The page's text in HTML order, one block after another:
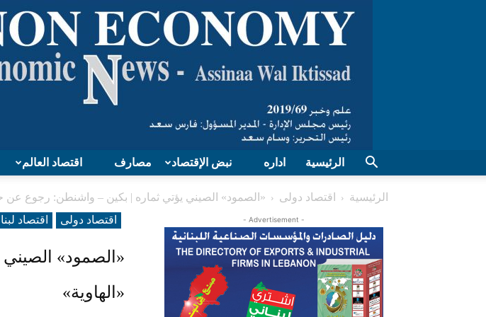
اقتصاد العالم مصارف نبض الإقتصاد اداره الرئيسية
الرئيسية اقتصاد دولی
«الصمود» الصيني يؤتي ثماره | بكين – واشنطن: رجوع عن
اقتصاد دولی
اقتصاد
«الصمود»
«الهاوية»
- Advertisement -